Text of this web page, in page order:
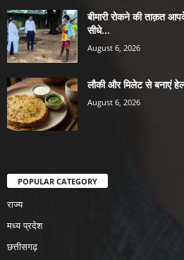
बीमारी रोकने की ताक़त
सीधे...
August 6, 2026
लौकी और मिलेट से बनाएं
August 6, 2026
POPULAR CATEGORY
राज्य
मध्य प्रदेश
छत्तीसगढ़